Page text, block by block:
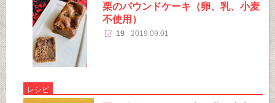
栗のパウンドケーキ（卵、乳、小麦
不使用）
19 2019.09.01
レシピ